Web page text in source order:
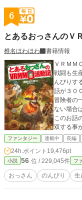
寧な加筆
6
とあるおっさんのＶ
椎名ほわほわ
書籍情報
ＶＲＭＭＯＲＰ
戦闘も生産もあります。
んびりする
話が３０
冒険者の一
ない場合は
このお話
双する事
が テーマとなっているＶＲＭＭＯですので、極端に戦闘続き
という 事もございま
変化する
の方は読
ファンタジー 連載中 長編
24h.ポイント 19,476pt
小説 56 位 / 229,045件 フ
おっさん のんびり 生